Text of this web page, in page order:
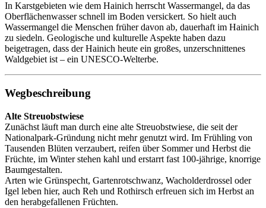
In Karstgebieten wie dem Hainich herrscht Wassermangel, da das
Oberflächenwasser schnell im Boden versickert. So hielt auch
Wassermangel die Menschen früher davon ab, dauerhaft im Hainich
zu siedeln. Geologische und kulturelle Aspekte haben dazu
beigetragen, dass der Hainich heute ein großes, unzerschnittenes
Waldgebiet ist – ein UNESCO-Welterbe.
Wegbeschreibung
Alte Streuobstwiese
Zunächst läuft man durch eine alte Streuobstwiese, die seit der
Nationalpark-Gründung nicht mehr genutzt wird. Im Frühling von
Tausenden Blüten verzaubert, reifen über Sommer und Herbst die
Früchte, im Winter stehen kahl und erstarrt fast 100-jährige, knorrige
Baum­gestalten.
Arten wie Grünspecht, Gartenrotschwanz, Wacholderdrossel oder
Igel leben hier, auch Reh und Rothirsch erfreuen sich im Herbst an
den herab­gefallenen Früchten.